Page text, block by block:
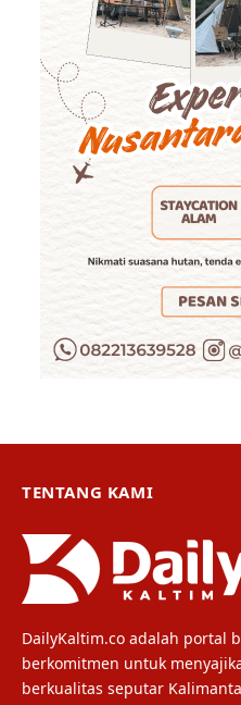
TENTANG KAMI
DailyKaltim.co adalah portal
berkomitmen untuk
berkualitas seputar